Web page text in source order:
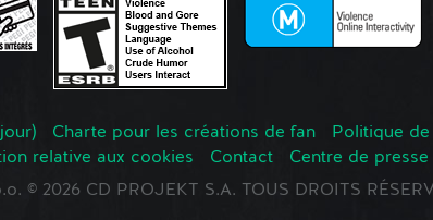
Charte pour les créations de fan
Politique
relative aux cookies Contact
Centre de presse
© 2026 CD PROJEKT S.A. TOUS DROITS